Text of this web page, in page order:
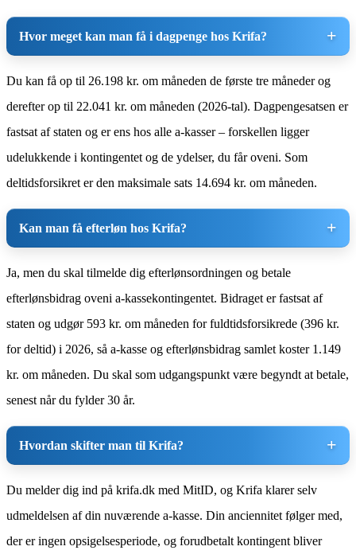
Hvor meget kan man få i dagpenge hos Krifa?
Du kan få op til 26.198 kr. om måneden de første tre måneder og
derefter op til 22.041 kr. om måneden (2026-tal). Dagpengesatsen er
fastsat af staten og er ens hos alle a-kasser – forskellen ligger
udelukkende i kontingentet og de ydelser, du får oveni. Som
deltidsforsikret er den maksimale sats 14.694 kr. om måneden.
Kan man få efterløn hos Krifa?
Ja, men du skal tilmelde dig efterlønsordningen og betale
efterlønsbidrag oveni a-kassekontingentet. Bidraget er fastsat af
staten og udgør 593 kr. om måneden for fuldtidsforsikrede (396 kr.
for deltid) i 2026, så a-kasse og efterlønsbidrag samlet koster 1.149
kr. om måneden. Du skal som udgangspunkt være begyndt at betale,
senest når du fylder 30 år.
Hvordan skifter man til Krifa?
Du melder dig ind på krifa.dk med MitID, og Krifa klarer selv
udmeldelsen af din nuværende a-kasse. Din anciennitet følger med,
der er ingen opsigelsesperiode, og forudbetalt kontingent bliver